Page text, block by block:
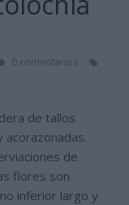
0 comentarios
de tallos
acorazonadas.
de
flores son
inferior largo y